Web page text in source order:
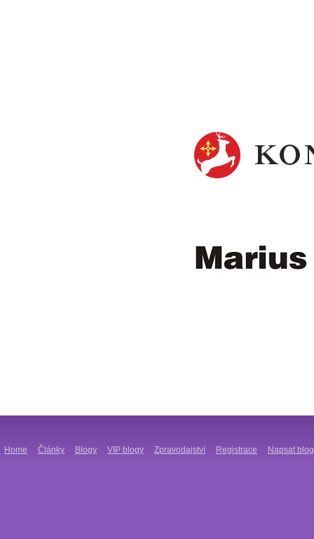
Home Články Blogy VIP blogy Zpravodajství Registrace Napsat blog